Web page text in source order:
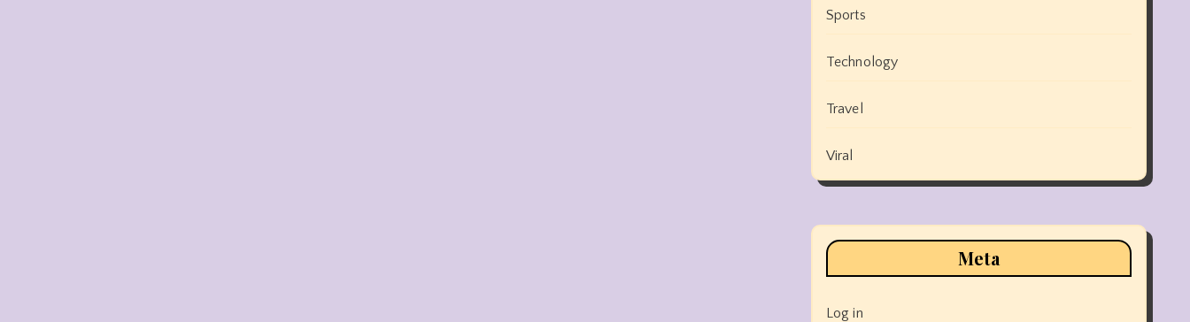
Sports
Technology
Travel
Viral
Meta
Log in